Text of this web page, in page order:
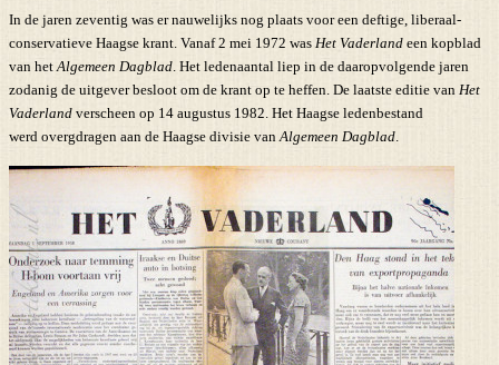
In de jaren zeventig was er nauwelijks nog plaats voor een deftige, liberaal-
conservatieve Haagse krant. Vanaf 2 mei 1972 was Het Vaderland een kopblad
van hetAlgemeen Dagblad. Het ledenaantal liep in de daaropvolgende jaren
zodanig de uitgever besloot om de krant op te heffen. De laatste editie van Het
Vaderland verscheen op 14 augustus 1982. Het Haagse ledenbestand
werd overgdragen aan de Haagse divisie vanAlgemeen Dagblad.